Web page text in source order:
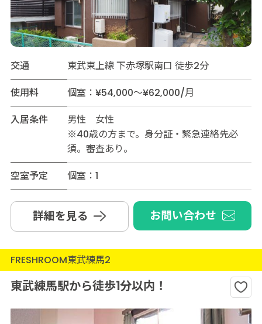
交通
東武東上線 下赤塚駅南口 徒歩2分
使用料
個室：¥54,000～¥62,000/月
入居条件
男性 女性
※40歳の方まで。身分証・緊急連絡先必
須。審査あり。
空室予定
個室：1
詳細を見る お問い合わせ
FRESHROOM東武練馬2
東武練馬駅から徒歩1分以内！